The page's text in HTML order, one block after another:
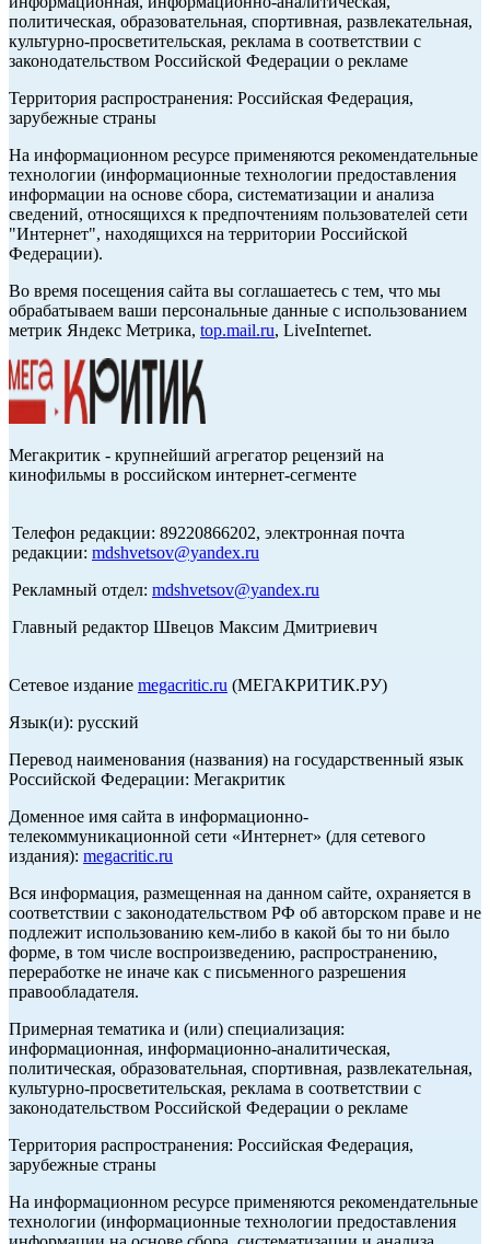
политическая, образовательная, спортивная, развлекательная,
культурно-просветительская, реклама в соответствии с
законодательством Российской Федерации о рекламе
Территория распространения: Российская Федерация,
зарубежные страны
На информационном ресурсе применяются рекомендательные
технологии (информационные технологии предоставления
информации на основе сбора, систематизации и анализа
сведений, относящихся к предпочтениям пользователей сети
"Интернет", находящихся на территории Российской
Федерации).
Во время посещения сайта вы соглашаетесь с тем, что мы
обрабатываем ваши персональные данные с использованием
метрик Яндекс Метрика, top.mail.ru, LiveInternet.
Мегакритик - крупнейший агрегатор рецензий на
кинофильмы в российском интернет-сегменте
Телефон редакции: 89220866202, электронная почта
редакции: mdshvetsov@yandex.ru
Рекламный отдел: mdshvetsov@yandex.ru
Главный редактор Швецов Максим Дмитриевич
Сетевое издание megacritic.ru (МЕГАКРИТИК.РУ)
Язык(и): русский
Перевод наименования (названия) на государственный язык
Российской Федерации: Мегакритик
Доменное имя сайта в информационно-
телекоммуникационной сети «Интернет» (для сетевого
издания): megacritic.ru
Вся информация, размещенная на данном сайте, охраняется в
соответствии с законодательством РФ об авторском праве и не
подлежит использованию кем-либо в какой бы то ни было
форме, в том числе воспроизведению, распространению,
переработке не иначе как с письменного разрешения
правообладателя.
Примерная тематика и (или) специализация:
информационная, информационно-аналитическая,
политическая, образовательная, спортивная, развлекательная,
культурно-просветительская, реклама в соответствии с
законодательством Российской Федерации о рекламе
Территория распространения: Российская Федерация,
зарубежные страны
На информационном ресурсе применяются рекомендательные
технологии (информационные технологии предоставления